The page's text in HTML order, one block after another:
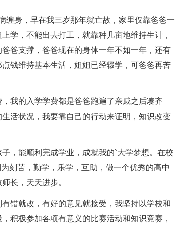
身，早在我三岁那年就亡故，家里仅靠爸爸一
学，不能出去打工，就靠种几亩地维持生计，
爸支撑，爸爸现在的身体一年不如一年，还有
钱维持基本生活，姐姐已经辍学，可爸爸再苦
的入学学费都是爸爸跑遍了亲戚之后凑齐
活状况，我要靠自己的行动来证明，知识改变
能顺利完成学业，成就我的`大学梦想。在校
刻苦，勤学，乐学，互助，做一个优秀的高中
长，天天进步。
就改，有好的意见就接受，我坚持以学校和
积极参加各项有意义的比赛活动和知识竞赛，